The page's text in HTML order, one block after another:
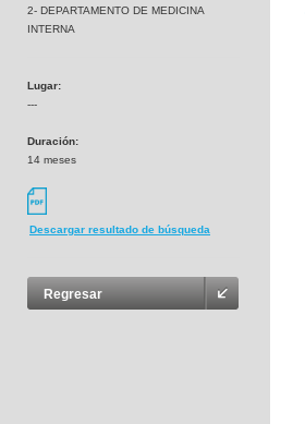
2- DEPARTAMENTO DE MEDICINA
INTERNA
Lugar:
---
Duración:
14 meses
Descargar resultado de búsqueda
Regresar